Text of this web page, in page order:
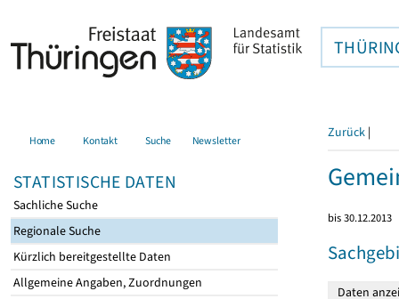
Home Kontakt Suche Newsletter
STATISTISCHE DATEN
Sachliche Suche
Regionale Suche
Kürzlich bereitgestellte Daten
Allgemeine Angaben, Zuordnungen
Zurück |
bis 30.12.2013